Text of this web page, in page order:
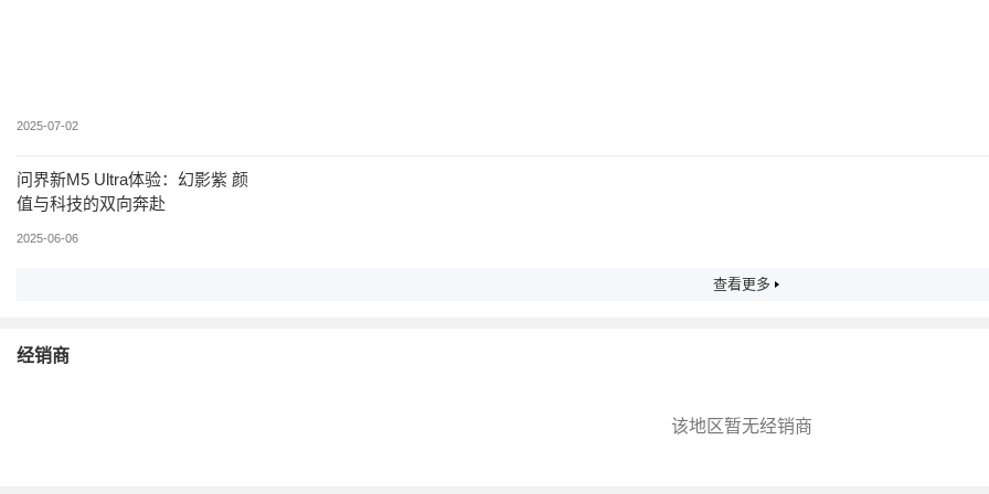
2025-07-02
问界新M5 Ultra体验：幻影紫 颜
值与科技的双向奔赴
2025-06-06
查看更多
经销商
该地区暂无经销商